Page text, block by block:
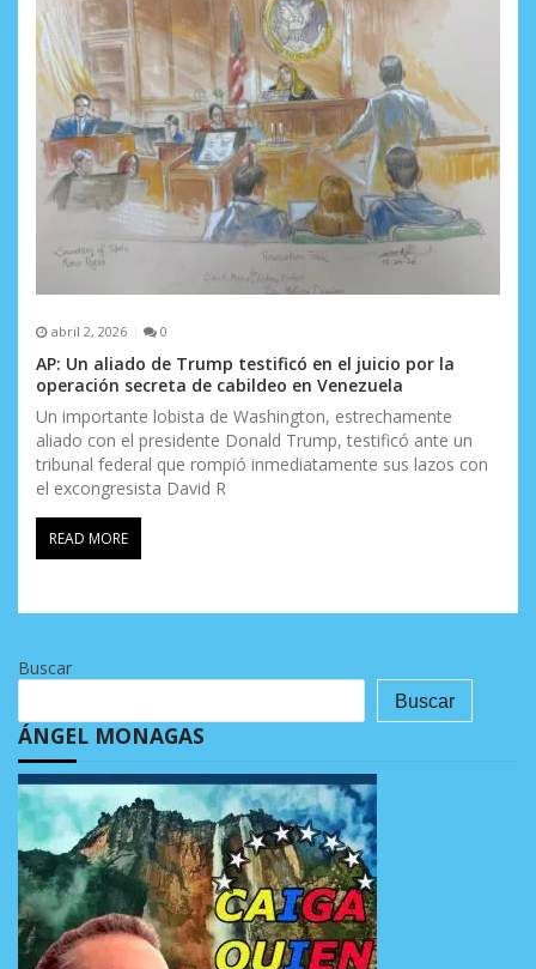
abril 2, 2026 0
AP: Un aliado de Trump testificó en el juicio por la
operación secreta de cabildeo en Venezuela
Un importante lobista de Washington, estrechamente
aliado con el presidente Donald Trump, testificó ante un
tribunal federal que rompió inmediatamente sus lazos con
el excongresista David R
READ MORE
Buscar
Buscar
ÁNGEL MONAGAS